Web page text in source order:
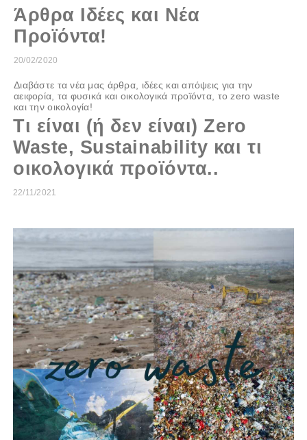
Άρθρα Ιδέες και Νέα
Προϊόντα!
20/02/2020
Διαβάστε τα νέα μας άρθρα, ιδέες και απόψεις για την
αειφορία, τα φυσικά και οικολογικά προϊόντα, το zero waste
και την οικολογία!
Τι είναι (ή δεν είναι) Zero
Waste, Sustainability και τι
οικολογικά προϊόντα..
22/11/2021